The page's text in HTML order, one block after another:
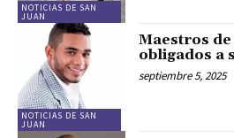
NOTICIAS DE SAN
JUAN
NOTICIAS DE SAN
JUAN
Maestros de
obligados a
septiembre 5, 2025